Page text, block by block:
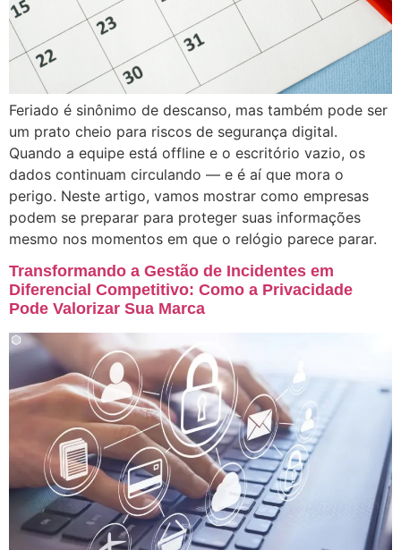
Feriado é sinônimo de descanso, mas também pode ser
um prato cheio para riscos de segurança digital.
Quando a equipe está offline e o escritório vazio, os
dados continuam circulando — e é aí que mora o
perigo. Neste artigo, vamos mostrar como empresas
podem se preparar para proteger suas informações
mesmo nos momentos em que o relógio parece parar.
Transformando a Gestão de Incidentes em
Diferencial Competitivo: Como a Privacidade
Pode Valorizar Sua Marca